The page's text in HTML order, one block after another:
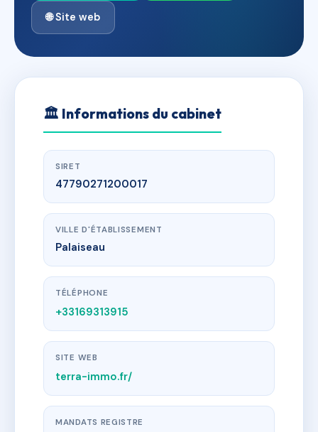
🌐 Site web
🏛 Informations du cabinet
SIRET
47790271200017
VILLE D'ÉTABLISSEMENT
Palaiseau
TÉLÉPHONE
+33169313915
SITE WEB
terra-immo.fr/
MANDATS REGISTRE